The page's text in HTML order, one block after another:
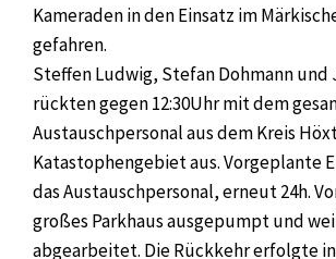
Kameraden in den Einsatz im
gefahren.
Steffen Ludwig, Stefan Dohmann und
rückten gegen 12:30Uhr mit dem
Austauschpersonal aus dem Kreis
Katastophengebiet aus. Vorgeplante
das Austauschpersonal, erneut 24h.
großes Parkhaus ausgepumpt und
abgearbeitet. Die Rückkehr erfolgte